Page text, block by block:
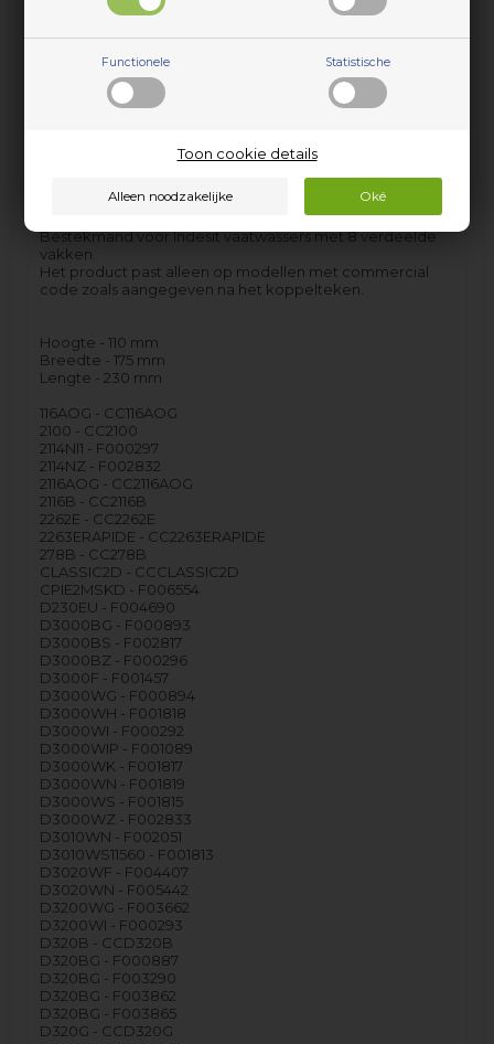
Functionele Statistische
Toon cookie details
Bestekmand, Indesit afwasmachine - 110
Dit is een alternatief product dat kan worden gebruikt als
vervanging voor het origineel. Er kunnen afwijkingen zijn
van de originele versie, b.v. vorm, kleur of iets dergelijks.
Bestekmand voor Indesit vaatwassers met 8 verdeelde
vakken.
Het product past alleen op modellen met commercial
code zoals aangegeven na het koppelteken.
Hoogte - 110 mm
Breedte - 175 mm
Lengte - 230 mm
116AOG - CC116AOG
2100 - CC2100
2114NI1 - F000297
2114NZ - F002832
2116AOG - CC2116AOG
2116B - CC2116B
2262E - CC2262E
2263ERAPIDE - CC2263ERAPIDE
278B - CC278B
CLASSIC2D - CCCLASSIC2D
CPIE2MSKD - F006554
D230EU - F004690
D3000BG - F000893
D3000BS - F002817
D3000BZ - F000296
D3000F - F001457
D3000WG - F000894
D3000WH - F001818
D3000WI - F000292
D3000WIP - F001089
D3000WK - F001817
D3000WN - F001819
D3000WS - F001815
D3000WZ - F002833
D3010WN - F002051
D3010WS11560 - F001813
D3020WF - F004407
D3020WN - F005442
D3200WG - F003662
D3200WI - F000293
D320B - CCD320B
D320BG - F000887
D320BG - F003290
D320BG - F003862
D320BG - F003865
D320G - CCD320G